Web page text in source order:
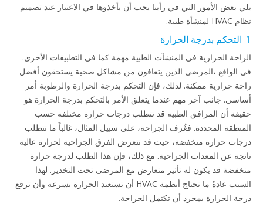
يلي بعض الأمور التي في رأينا يجب أن يأخذوها في الاعتبار عند تصميم
نظام HVAC لمنشأة طبية.
1. التحكم بدرجة الحرارة
الراحة الحرارية في المنشآت الطبية مهمة كما في التطبيقات الأخرى.
في الواقع ،المرضى الذين يتعافون من مشاكل صحية يستحقون أفضل
راحة حرارية ممكنة. لذلك، فإن التحكم بدرجة الحرارة والرطوبة أمر
أساسي. جانب آخر مهم عندما يتعلق الأمر بالتحكم بدرجة الحرارة هو
حقيقة أن المرافق الطبية قد تتطلب درجات حرارة مختلفة حسب
المنطقة المحددة. فغُرف الجراحة، على سبيل المثال، غالباً ما تتطلب
درجات حرارة منخفضة، حيث قد تتعرض الفرق الجراحية لحرارة عالية
ناتجة عن المعدات الجراحية. مع ذلك، فإن هذا الطلب لدرجة حرارة
منخفضة قد يكون له تأثير متعارض مع المرضى تحت التخدير. لهذا
السبب عادةً ما تحتاج أنظمة HVAC أن تستعيد الحرارة بسرعة وأن ترفع
درجة الحرارة بمجرد أن تكتمل الجراحة.